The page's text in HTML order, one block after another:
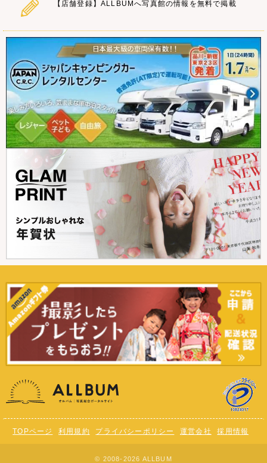
【店舗登録】ALLBUMへ写真館の情報を無料で掲載
TOPページ 利用規約 プライバシーポリシー 運営会社 採用情報
© 2008-2026 ALLBUM